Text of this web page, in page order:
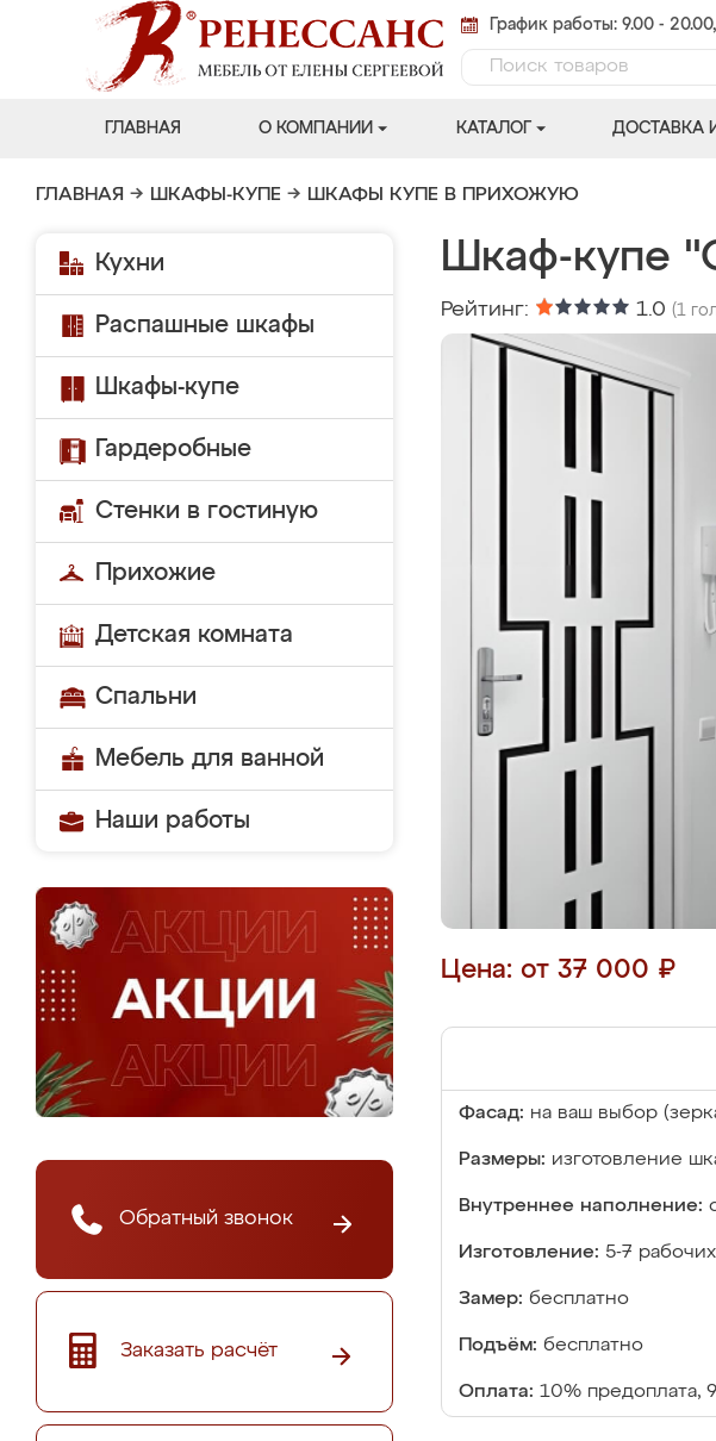
График работы: 9.00 -
ГЛАВНАЯ О КОМПАНИИ КАТАЛОГ ДОСТАВКА
ГЛАВНАЯ → ШКАФЫ-КУПЕ → ШКАФЫ КУПЕ В ПРИХОЖУЮ
Кухни
Распашные шкафы
Шкафы-купе
Гардеробные
Стенки в гостиную
Прихожие
Детская комната
Спальни
Мебель для ванной
Наши работы
Обратный звонок
Заказать расчёт
Шкаф-купе
Рейтинг: 1.0 (1
Цена: от 37 000 ₽
Фасад: на ваш выбор
Размеры: изготовление
Внутреннее наполнение:
Изготовление: 5-7
Замер: бесплатно
Подъём: бесплатно
Оплата: 10% предоплата,